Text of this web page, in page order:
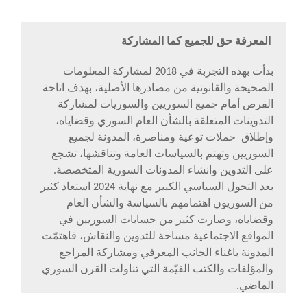
المعرفة حق للجميع كما المشاركة
بدأت بهذه التجربة في 2018 لمشاركة المعلومات
الصحيحة والقانونية من مصادرها الأصلية، بهدف اتاحة
الفرص أمام جميع السوريين والسوريات لمشاركة
التدوينات المتعلقة بالشأن العام السوري وقضاياه،
وإطلاق حملات توعية ومناصرة، المدونة لجميع
السوريين وتهتم بالسياسات العامة وتناقشها، تشجع
على التدوين وانشاء المدونات السورية المتخصصة.
بعد التحول السياسي الكبير مع نهاية 2024 استعاد كثير
من السوريون اهتمامهم بالسياسة والشأن العام
وقضاياه، وصارت كثير من حسابات السوريين في
المواقع الاجتماعية مساحة للتدوين والنقاش، فاهتمّت
المدونة باغناء الجانب المعرفي ومشاركة المراجع
والمؤلفات والكتب القيّمة التي تناولت القرن السوري
الماضي.